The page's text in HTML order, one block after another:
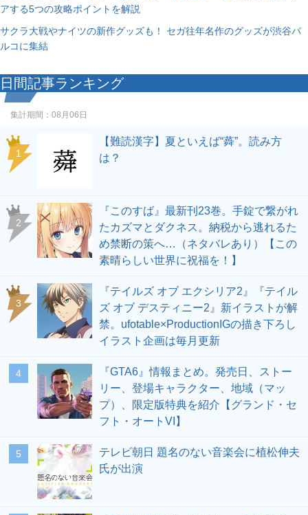
アする5つの攻略ポイントを解説
サクラ大戦やナイツの新作グッズも！ セガ往年名作のグッズが渋谷パ
ルコに集結
日間記事ランキング
集計期間： 08月06日
1
【難読漢字】夏といえば“蕣”。読み方
は？
2
『このすば』最新刊23巻。手錠で繋がれ
たカズマとダクネス。納税から逃れるた
め禁断の策へ…（ネタバレあり）【この
素晴らしい世界に祝福を！】
3
『テイルズ オブ エクシリア2』『テイル
ズ オブ デスティニー2』新イラストが解
禁。ufotable×ProductionIGの描き下ろし
イラスト企画は毎月更新
4
『GTA6』情報まとめ。発売日、ストー
リー、登場キャラクター、地域（マッ
プ）、限定版特典を紹介【グランド・セ
フト・オートVI】
5
テレビ朝日 題名のない音楽会に植松伸夫
氏が出演